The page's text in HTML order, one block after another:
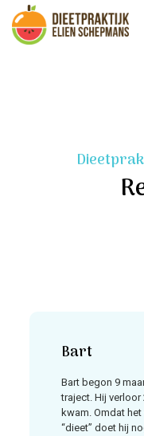
Bart
Bart begon 9
traject. Hij
kwam. Omdat
“dieet” doet hij